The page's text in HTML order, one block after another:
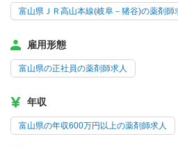
富山県ＪＲ高山本線(岐阜－猪谷)の薬剤師
雇用形態
富山県の正社員の薬剤師求人
年収
富山県の年収600万円以上の薬剤師求人